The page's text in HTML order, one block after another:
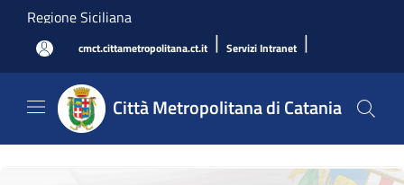
Salta al contenuto principale
Regione Siciliana
cmct.cittametropolitana.ct.it | Servizi Intranet |
Città Metropolitana di Catania